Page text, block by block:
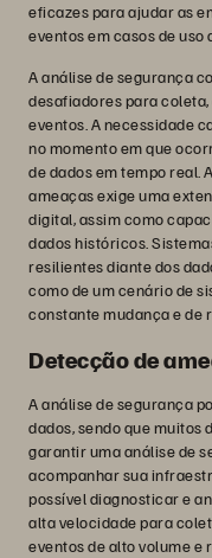
eficazes para ajudar as
eventos em casos de uso
A análise de segurança
desafiadores para coleta,
eventos. A necessidade
no momento em que
de dados em tempo real.
ameaças exige uma
digital, assim como
dados históricos.
resilientes diante dos
como de um cenário de
constante mudança e de
Detecção de
A análise de segurança
dados, sendo que muitos
garantir uma análise de
acompanhar sua
possível diagnosticar e
alta velocidade para
eventos de alto volume e